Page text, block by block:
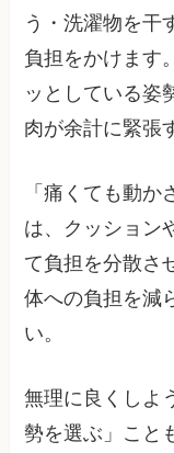
う・洗濯物を干
負担をかけます
ッとしている姿
肉が余計に緊張
「痛くても動
は、クッション
て負担を分散さ
体への負担を減
い。
無理に良くしよ
勢を選ぶ」こと